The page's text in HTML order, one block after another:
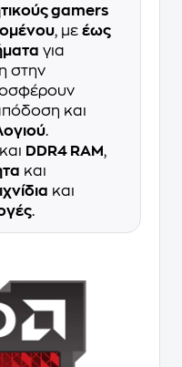
gamers
, με έως
για
στην
και
.
και DDR4 RAM,
και
και
.